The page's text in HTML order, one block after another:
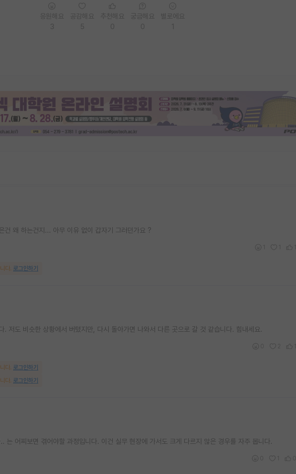
건 왜 하는건지... 아무 이유 없이 갑자기 그러던가요 ?
다. 로그인하기
. 저도 비슷한 상황에서 버텼지만, 다시 돌아가면 나와서 다른 곳으로 갈 것 같습니다. 힘내세요.
다. 로그인하기
다. 로그인하기
는 어찌보면 겪어야할 과정입니다. 이건 실무 현장에 가서도 크게 다르지 않은 경우를 자주 봅니다.